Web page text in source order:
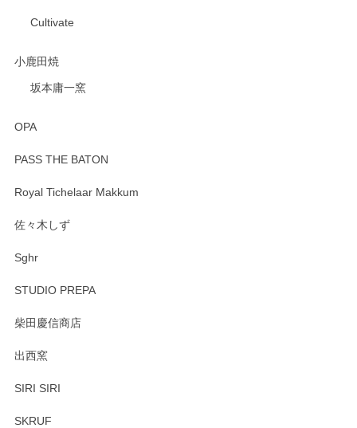
Cultivate
小鹿田焼
坂本庸一窯
OPA
PASS THE BATON
Royal Tichelaar Makkum
佐々木しず
Sghr
STUDIO PREPA
柴田慶信商店
出西窯
SIRI SIRI
SKRUF